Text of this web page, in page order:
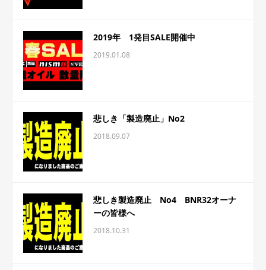
2019年 1発目SALE開催中
2019.01.08
悲しき「製造廃止」No2
2018.09.07
悲しき製造廃止 No4 BNR32オーナ
ーの皆様へ
2018.10.31